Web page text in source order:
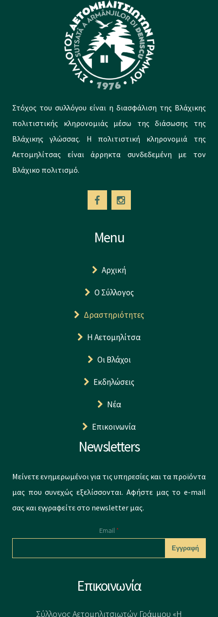
Στόχος του συλλόγου είναι η διασφάλιση της Βλάχικης
πολιτιστικής κληρονομιάς μέσω της διάσωσης της
Βλάχικης γλώσσας. Η πολιτιστική κληρονομιά της
Αετομηλίτσας είναι άρρηκτα συνδεδεμένη με τον
Βλάχικο πολιτισμό.
Menu
Αρχική
Ο Σύλλογος
Δραστηριότητες
Η Αετομηλίτσα
Οι Βλάχοι
Εκδηλώσεις
Νέα
Επικοινωνία
Newsletters
Μείνετε ενημερωμένοι για τις υπηρεσίες και τα προϊόντα
μας που συνεχώς εξελίσσονται. Αφήστε μας το e-mail
σας και εγγραφείτε στο newsletter μας.
Email *
Επικοινωνία
Σύλλογος Αετομηλιτσιωτών Γράμμου «Η